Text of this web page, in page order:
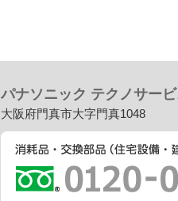
パナソニック テクノサー
大阪府門真市大字門真1048